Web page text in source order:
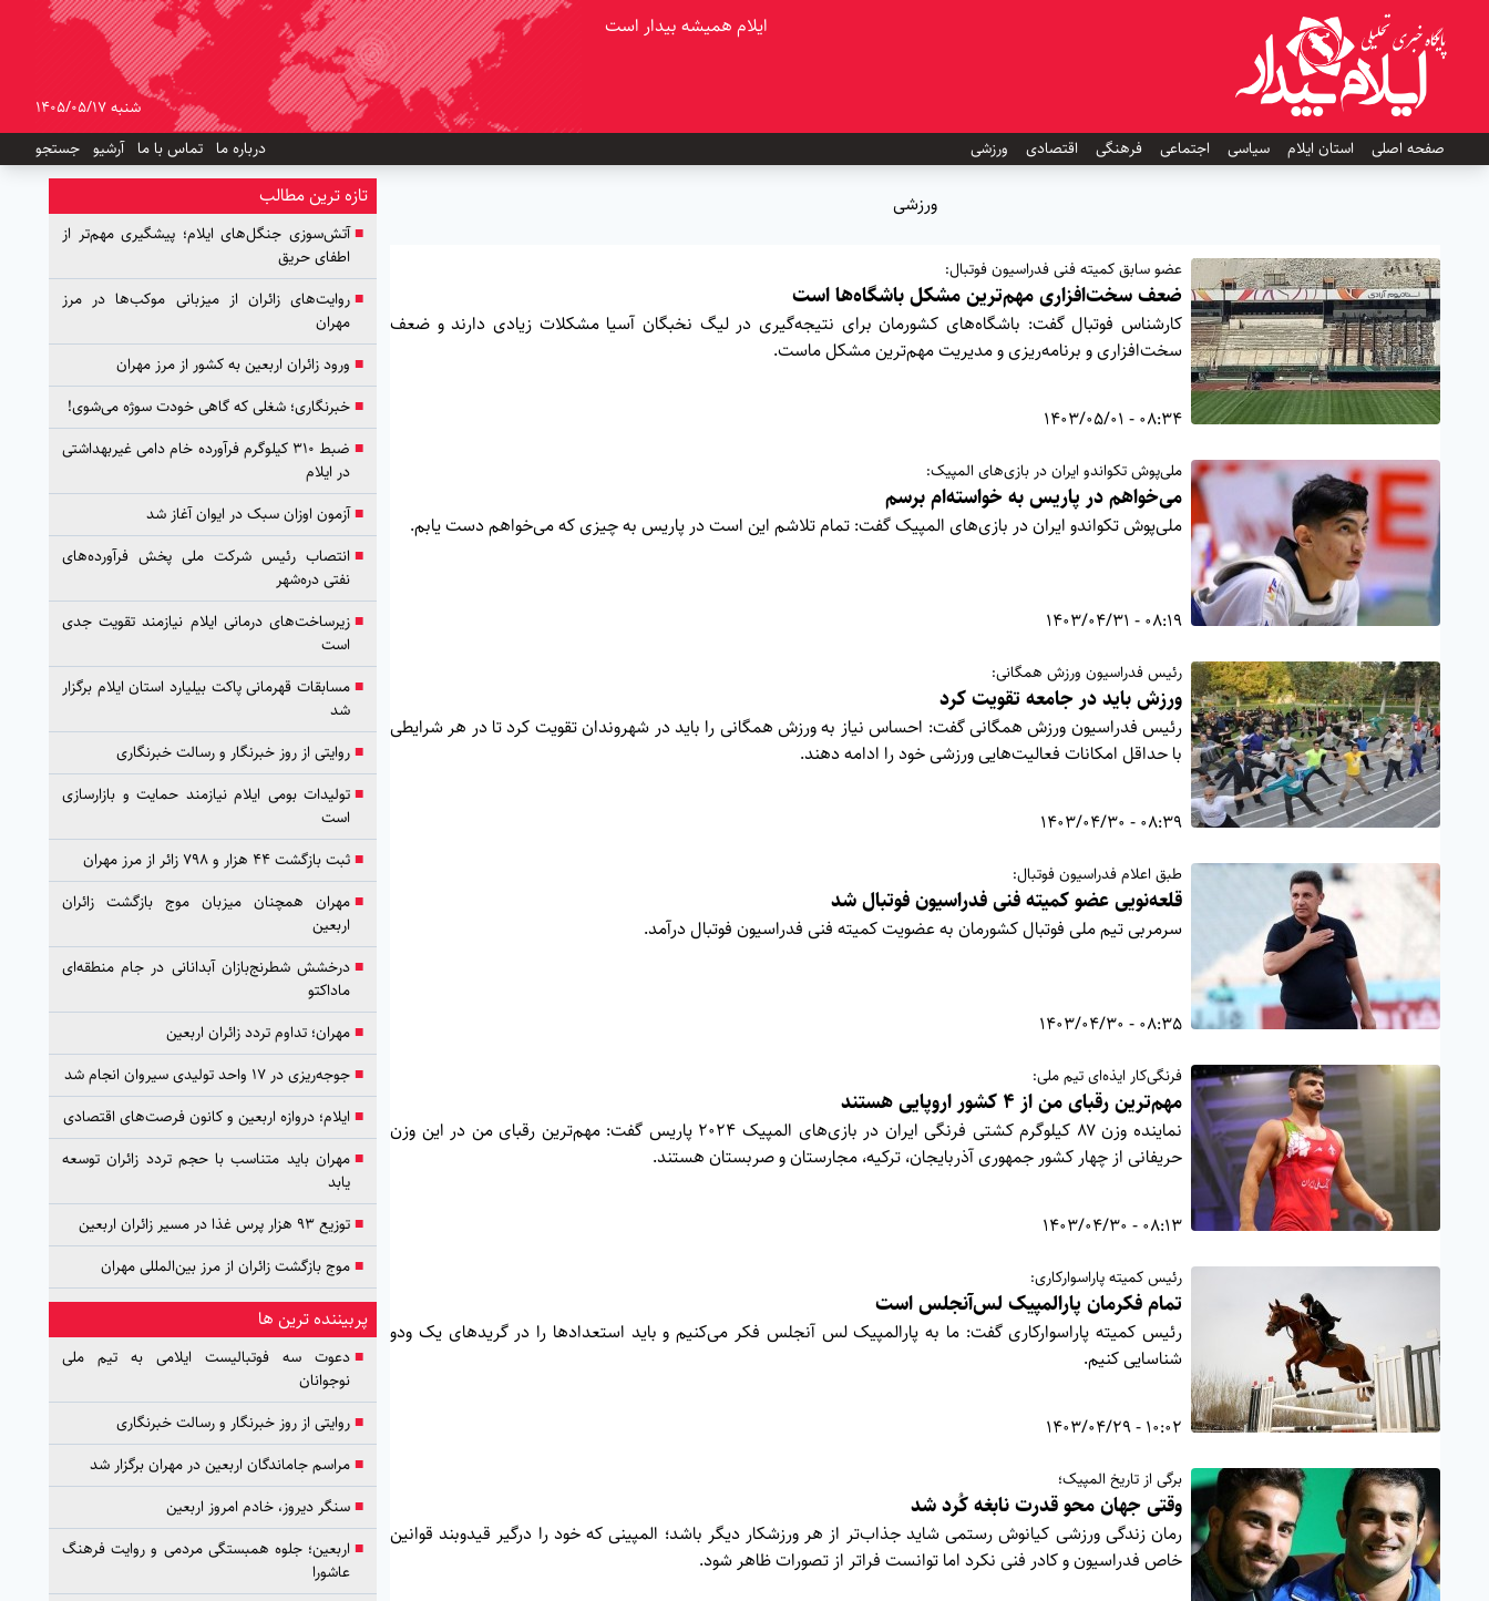
ایلام همیشه بیدار است
شنبه 1405/05/17
صفحه اصلی
استان ایلام سیاسی اجتماعی فرهنگی اقتصادی ورزشی درباره ما تماس با ما آرشیو جستجو
ورزشی
عضو سابق کمیته فنی فدراسیون فوتبال:
ضعف سخت‌افزاری مهم‌ترین مشکل باشگاه‌ها است
کارشناس فوتبال گفت: باشگاه‌های کشورمان برای نتیجه‌گیری در لیگ نخبگان آسیا مشکلات زیادی دارند و ضعف
سخت‌افزاری و برنامه‌ریزی و مدیریت مهم‌ترین مشکل ماست.
08:34 - 1403/05/01
ملی‌پوش تکواندو ایران در بازی‌‎های المپیک:
می‌خواهم در پاریس به خواسته‌ام برسم
ملی‌پوش تکواندو ایران در بازی‌‎های المپیک گفت: تمام تلاشم این است در پاریس به چیزی که می‌خواهم دست یابم.
08:19 - 1403/04/31
رئیس فدراسیون ورزش همگانی:
ورزش باید در جامعه تقویت کرد
رئیس فدراسیون ورزش همگانی گفت: احساس نیاز به ورزش همگانی را باید در شهروندان تقویت کرد تا در هر شرایطی
با حداقل امکانات فعالیت‌هایی ورزشی خود را ادامه دهند.
08:39 - 1403/04/30
طبق اعلام فدراسیون فوتبال:
قلعه‌نویی عضو کمیته فنی فدراسیون فوتبال شد
سرمربی تیم ملی فوتبال کشورمان به عضویت کمیته فنی فدراسیون فوتبال درآمد.
08:35 - 1403/04/30
فرنگی‌کار ایذه‌ای تیم ملی:
مهم‌ترین رقبای من از ۴ کشور اروپایی هستند
نماینده وزن ۸۷ کیلوگرم کشتی فرنگی ایران در بازی‌های المپیک ۲۰۲۴ پاریس گفت: مهم‌ترین رقبای من در این وزن
حریفانی از چهار کشور جمهوری آذربایجان، ترکیه، مجارستان و صربستان هستند.
08:13 - 1403/04/30
رئیس کمیته پاراسوارکاری:
تمام فکرمان پارالمپیک لس‌آنجلس است
رئیس کمیته پاراسوارکاری گفت: ما به پارالمپیک لس آنجلس فکر می‌کنیم و باید استعدادها را در گریدهای یک ودو
شناسایی کنیم.
10:02 - 1403/04/29
برگی از تاریخ المپیک؛
وقتی جهان محو قدرت نابغه کُرد شد
رمان زندگی ورزشی کیانوش رستمی شاید جذاب‌تر از هر ورزشکار دیگر باشد؛ المپینی که خود را درگیر قیدوبند قوانین
خاص فدراسیون و کادر فنی نکرد اما توانست فراتر از تصورات ظاهر شود.
تازه ترین مطالب
■آتش‌سوزی جنگل‌های ایلام؛ پیشگیری مهم‌تر از
اطفای حریق
■روایت‌های زائران از میزبانی موکب‌ها در مرز
مهران
■ ورود زائران اربعین به کشور از مرز مهران
■خبرنگاری؛ شغلی که گاهی خودت سوژه می‌شوی!
■
ضبط ۳۱۰ کیلوگرم فرآورده خام دامی غیربهداشتی
در ایلام
■آزمون اوزان سبک در ایوان آغاز شد
■ انتصاب رئیس شرکت ملی پخش فرآورده‌های
نفتی دره‌شهر
■زیرساخت‌های درمانی ایلام نیازمند تقویت جدی
است
■مسابقات قهرمانی پاکت بیلیارد استان ایلام برگزار
شد
■روایتی از روز خبرنگار و رسالت خبرنگاری
■تولیدات بومی ایلام نیازمند حمایت و بازارسازی
است
■ثبت بازگشت ۴۴ هزار و ۷۹۸ زائر از مرز مهران
■مهران همچنان میزبان موج بازگشت زائران
اربعین
■درخشش شطرنج‌بازان آبدانانی در جام منطقه‌ای
ماداکتو
■مهران؛ تداوم تردد زائران اربعین
■جوجه‌ریزی در ۱۷ واحد تولیدی سیروان انجام شد
■ ایلام؛ دروازه اربعین و کانون فرصت‌های اقتصادی
■مهران باید متناسب با حجم تردد زائران توسعه
یابد
■توزیع ۹۳ هزار پرس غذا در مسیر زائران اربعین
■موج بازگشت زائران از مرز بین‌المللی مهران
پربیننده ترین ها
■دعوت سه فوتبالیست ایلامی به تیم ملی
نوجوانان
■روایتی از روز خبرنگار و رسالت خبرنگاری
■مراسم جاماندگان اربعین در مهران برگزار شد
■سنگر دیروز، خادم امروز اربعین
■ اربعین؛ جلوه همبستگی مردمی و روایت فرهنگ
عاشورا